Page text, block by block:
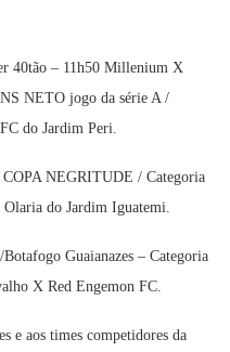
40tão – 11h50 Millenium X
NETO jogo da série A /
do Jardim Peri.
NEGRITUDE / Categoria
Olaria do Jardim Iguatemi.
Guaianazes – Categoria
X Red Engemon FC.
e aos times competidores da